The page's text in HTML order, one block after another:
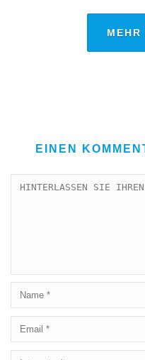
MEHR
EINEN